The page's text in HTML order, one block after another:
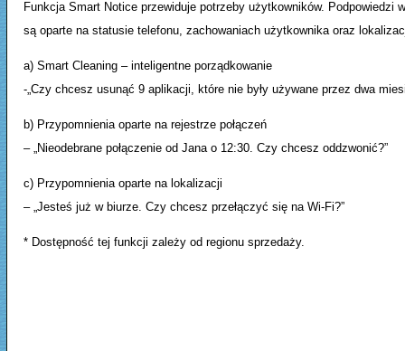
Funkcja Smart Notice przewiduje potrzeby użytkowników. Podpowiedzi
są oparte na statusie telefonu, zachowaniach użytkownika oraz
a) Smart Cleaning – inteligentne porządkowanie
-„Czy chcesz usunąć 9 aplikacji, które nie były używane przez dwa
b) Przypomnienia oparte na rejestrze połączeń
– „Nieodebrane połączenie od Jana o 12:30. Czy chcesz oddzwonić?”
c) Przypomnienia oparte na lokalizacji
– „Jesteś już w biurze. Czy chcesz przełączyć się na Wi-Fi?”
* Dostępność tej funkcji zależy od regionu sprzedaży.